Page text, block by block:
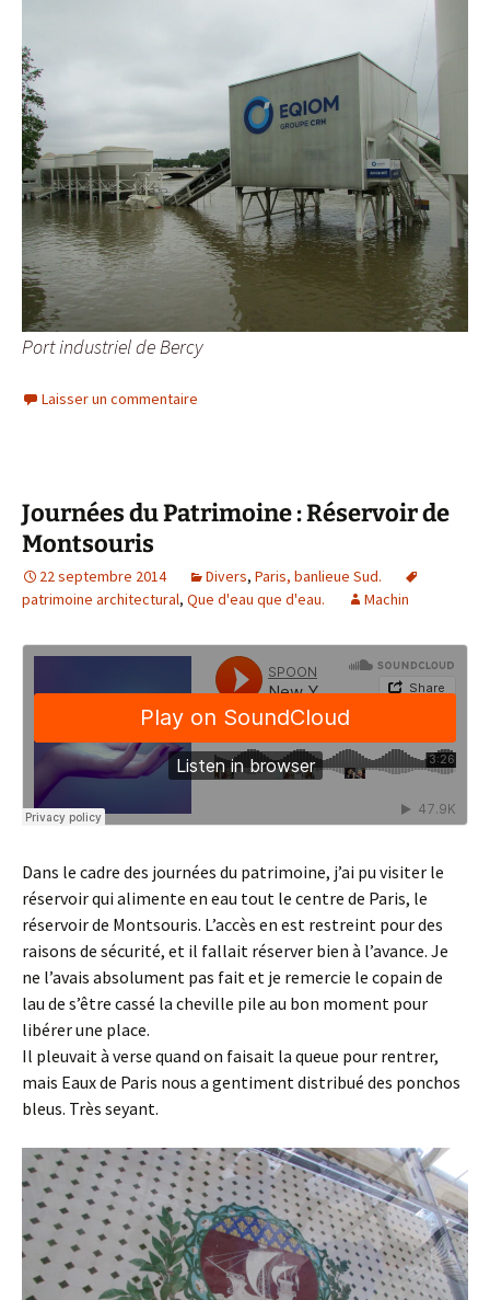
Port industriel de Bercy
Laisser un commentaire
Journées du Patrimoine : Réservoir de
Montsouris
22 septembre 2014 Divers, Paris, banlieue Sud.
patrimoine architectural, Que d'eau que d'eau. Machin
Dans le cadre des journées du patrimoine, j’ai pu visiter le
réservoir qui alimente en eau tout le centre de Paris, le
réservoir de Montsouris. L’accès en est restreint pour des
raisons de sécurité, et il fallait réserver bien à l’avance. Je
ne l’avais absolument pas fait et je remercie le copain de
lau de s’être cassé la cheville pile au bon moment pour
libérer une place.
Il pleuvait à verse quand on faisait la queue pour rentrer,
mais Eaux de Paris nous a gentiment distribué des ponchos
bleus. Très seyant.